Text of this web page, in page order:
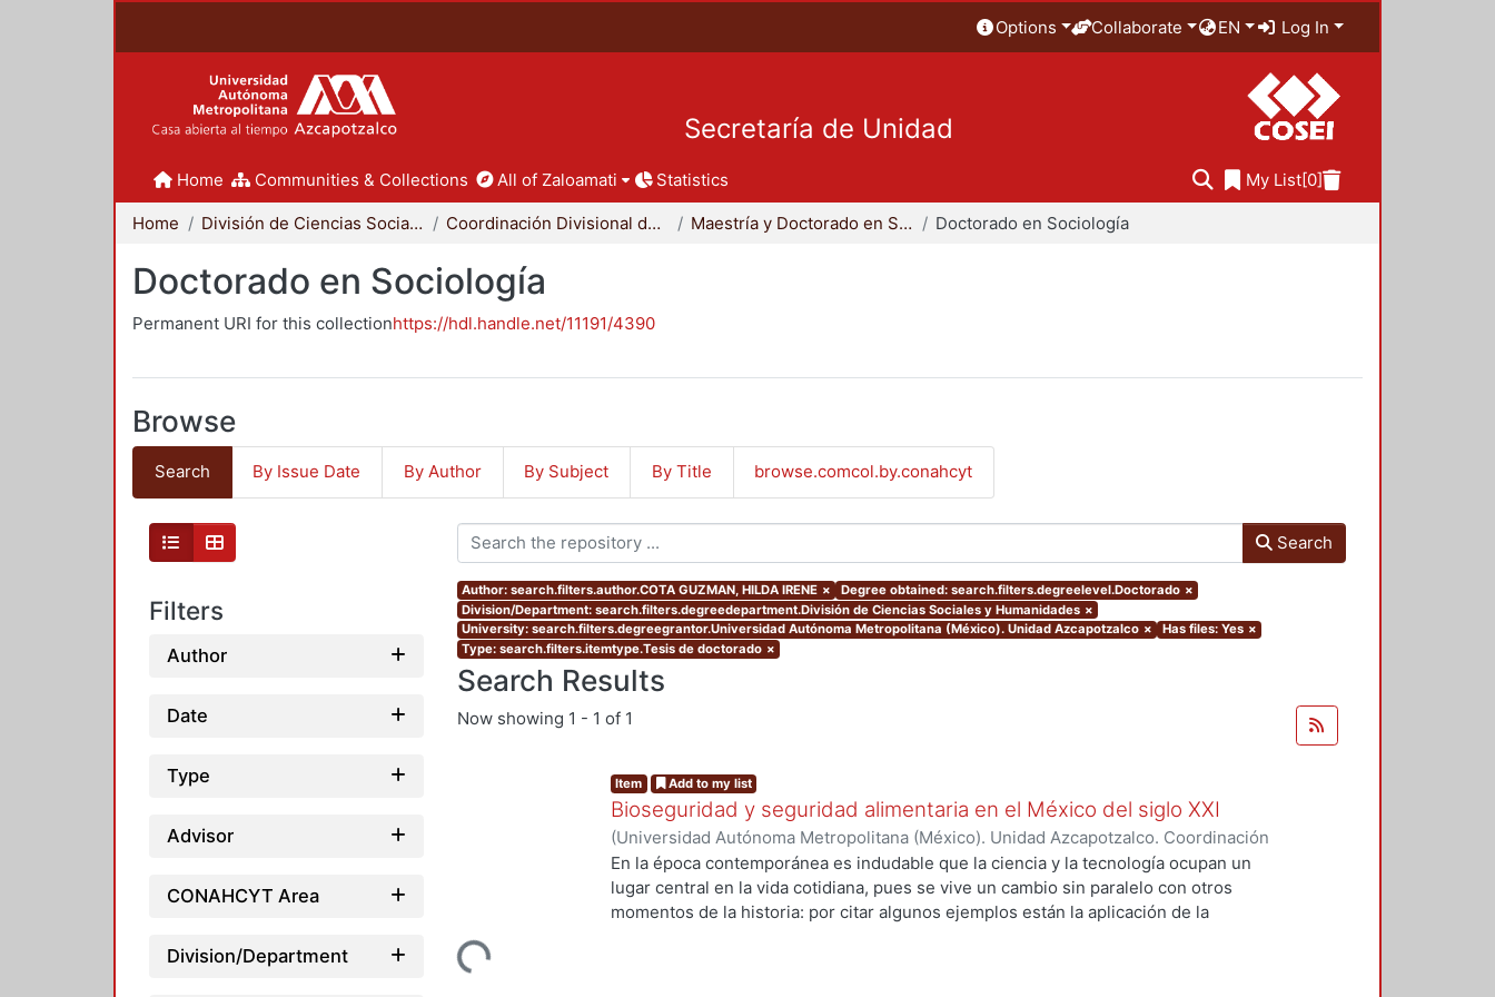
Options Collaborate EN Log In
Secretaría de Unidad
Home Communities & Collections All of Zaloamati Statistics My List[0]
Home División de Ciencias Sociales y Humanidades Coordinación Divisional de Posgrado Maestría y Doctorado en Sociología Doctorado en Sociología
Doctorado en Sociología
Permanent URI for this collectionhttps://hdl.handle.net/11191/4390
Browse
Search By Issue Date By Author By Subject By Title browse.comcol.by.conahcyt
Filters
Author
Date
Type
Advisor
CONAHCYT Area
Division/Department
Search
Author: search.filters.author.COTA GUZMAN, HILDA IRENE × Degree obtained: search.filters.degreelevel.Doctorado ×
Division/Department: search.filters.degreedepartment.División de Ciencias Sociales y Humanidades ×
University: search.filters.degreegrantor.Universidad Autónoma Metropolitana (México). Unidad Azcapotzalco × Has files: Yes ×
Type: search.filters.itemtype.Tesis de doctorado ×
Search Results
Now showing 1 - 1 of 1
Loading...
Item Add to my list
Bioseguridad y seguridad alimentaria en el México del siglo XXI
(Universidad Autónoma Metropolitana (México). Unidad Azcapotzalco. Coordinación
de Servicios de Información.,2010-11-12)COTA GUZMAN, HILDA IRENE
En la época contemporánea es indudable que la ciencia y la tecnología ocupan un
lugar central en la vida cotidiana, pues se vive un cambio sin paralelo con otros
momentos de la historia: por citar algunos ejemplos están la aplicación de la